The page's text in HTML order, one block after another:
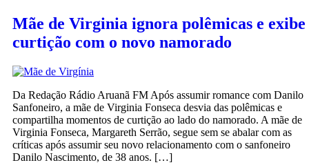
Mãe de Virginia ignora polêmicas e exibe
curtição com o novo namorado
Da Redação Rádio Aruanã FM Após assumir romance com Danilo
Sanfoneiro, a mãe de Virginia Fonseca desvia das polêmicas e
compartilha momentos de curtição ao lado do namorado. A mãe de
Virginia Fonseca, Margareth Serrão, segue sem se abalar com as
críticas após assumir seu novo relacionamento com o sanfoneiro
Danilo Nascimento, de 38 anos. […]